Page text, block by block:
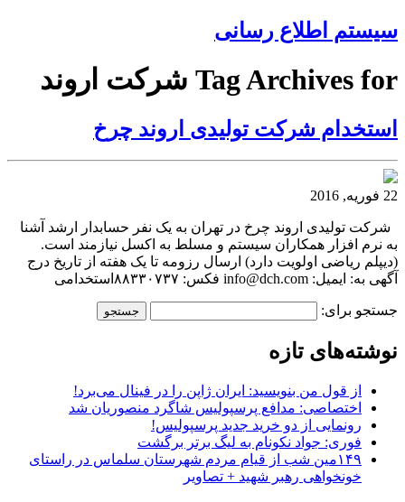
سیستم اطلاع رسانی
Tag Archives for شرکت اروند
استخدام شرکت تولیدی اروند چرخ
22 فوریه, 2016
شرکت تولیدی اروند چرخ در تهران به یک نفر حسابدار ارشد آشنا
به نرم افزار همکاران سیستم و مسلط به اکسل نیازمند است.
(دیپلم ریاضی اولویت دارد) ارسال رزومه تا یک هفته از تاریخ درج
آگهی به: ایمیل: info@dch.com فکس: ۸۸۳۳۰۷۳۷استخدامی
جستجو برای:
نوشته‌های تازه
از قول من بنویسید: ایران ژاپن را در فینال می‌برد!
اختصاصی: مدافع پرسپولیس شاگرد منصوریان شد
رونمایی از دو خرید جدید پرسپولیس!
فوری: جواد نکونام به لیگ برتر برگشت
۱۴۹مین شب از قیام مردم شهرستان سلماس در راستای
خونخواهی رهبر شهید + تصاویر